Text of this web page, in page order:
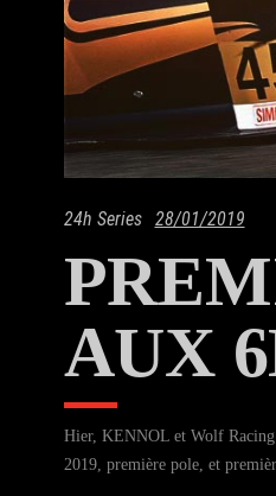
24h Series 28/01/2019
AUX
Hier, KENNOL et Wolf Racing
2019, première pole, et